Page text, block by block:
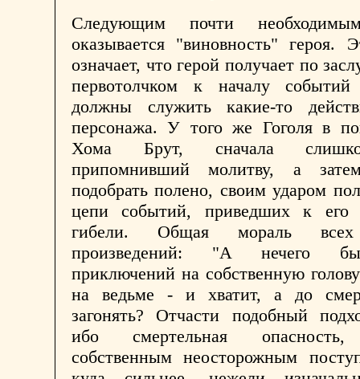
Следующим почти
оказывается "виновность" героя.
означает, что герой получает по
первотолчком к началу событий
должны служить какие-то
персонажа. У того же Гоголя в
Хома Брут, сначала
припомнивший молитву, а
подобрать полено, своим ударом
цепи событий, приведших к его
гибели. Общая мораль всех
произведений: "А нечего
приключений на собственную
на ведьме - и хватит, а до
загонять? Отчасти подобный
ибо смертельная опасность,
собственным неосторожным